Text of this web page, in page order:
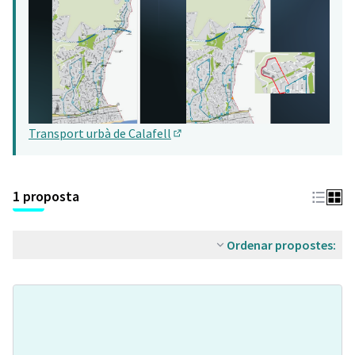
Transport urbà de Calafell
1 proposta
Ordenar propostes: